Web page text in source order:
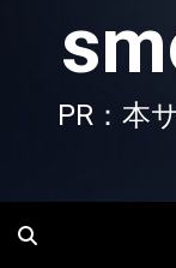
PR：本